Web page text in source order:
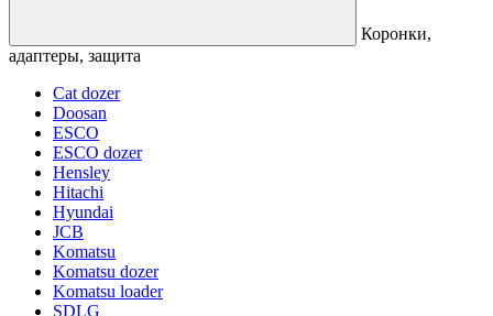
Коронки,
адаптеры, защита
Cat dozer
Doosan
ESCO
ESCO dozer
Hensley
Hitachi
Hyundai
JCB
Komatsu
Komatsu dozer
Komatsu loader
SDLG